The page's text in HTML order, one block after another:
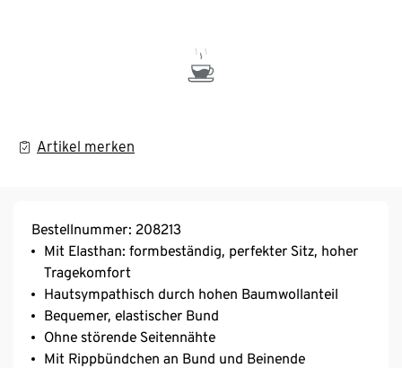
Artikel merken
Bestellnummer: 208213
Mit Elasthan: formbeständig, perfekter Sitz, hoher
Tragekomfort
Hautsympathisch durch hohen Baumwollanteil
Bequemer, elastischer Bund
Ohne störende Seitennähte
Mit Rippbündchen an Bund und Beinende